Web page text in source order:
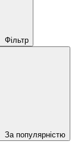
Фільтр
За популярністю